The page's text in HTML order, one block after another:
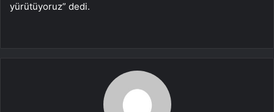
yürütüyoruz” dedi.